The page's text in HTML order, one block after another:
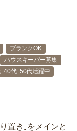
ブランクOK
ハウスキーパー募集
40代･50代活躍中
置き｣をメインと